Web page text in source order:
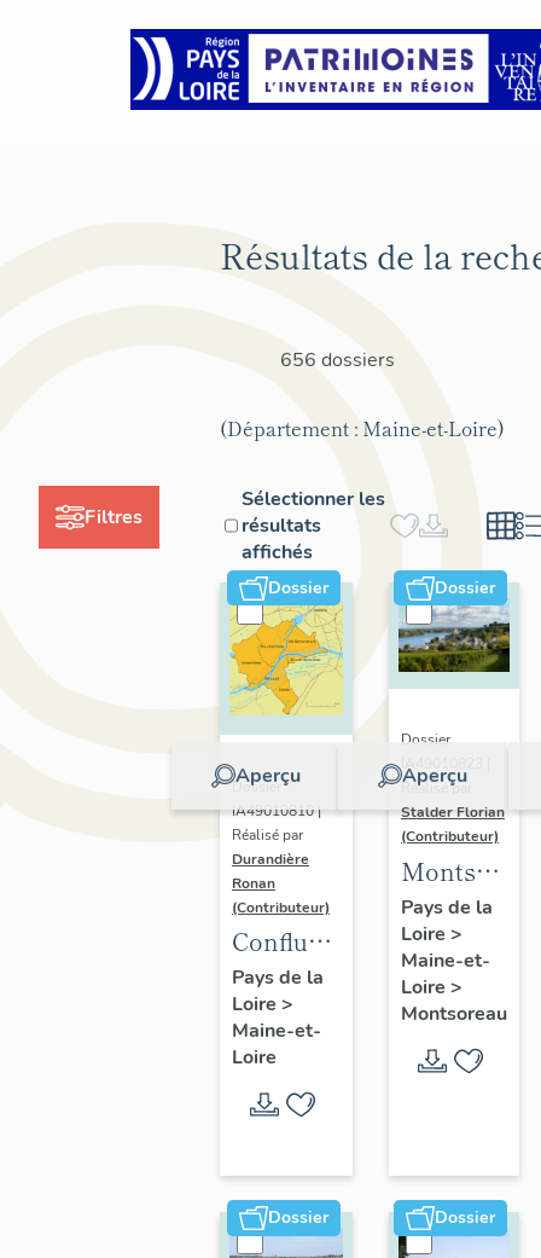
Filtres
Résultats de la
656 dossiers
(Département : Maine-et-Loire)
Sélectionner les
résultats
affichés
Dossier
Aperçu
Dossier
IA49010810 |
Réalisé par
Durandière
Ronan
(Contributeur)
Confluence
Maine-
Loire :
présentation
l'opération
Pays de la
Loire >
Maine-et-
Loire
Dossier
Aperçu
Dossier
IA49010823 |
Réalisé par
Stalder Florian
(Contributeur)
Montsoreau
:
de la
commune
Pays de la
Loire >
Maine-et-
Loire >
Montsoreau
Dossier Dossier